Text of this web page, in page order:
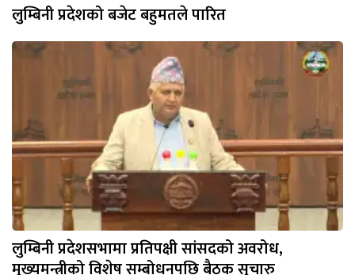
लुम्बिनी प्रदेशको बजेट बहुमतले पारित
लुम्बिनी प्रदेशसभामा प्रतिपक्षी सांसदको अवरोध,
मुख्यमन्त्रीको विशेष सम्बोधनपछि बैठक सुचारु